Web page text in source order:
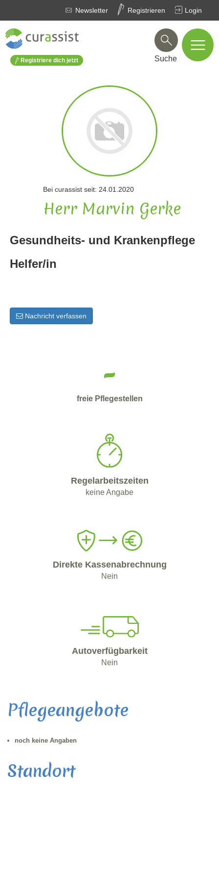
Login
Registrieren
Newsletter
Registriere dich jetzt Suche
Bei curassist seit: 24.01.2020
Herr Marvin Gerke
Gesundheits- und Krankenpflege
Helfer/in
Nachricht verfassen
-
freie Pflegestellen
Regelarbeitszeiten
keine Angabe
Direkte Kassenabrechnung
Nein
Autoverfügbarkeit
Nein
Pflegeangebote
noch keine Angaben
Standort